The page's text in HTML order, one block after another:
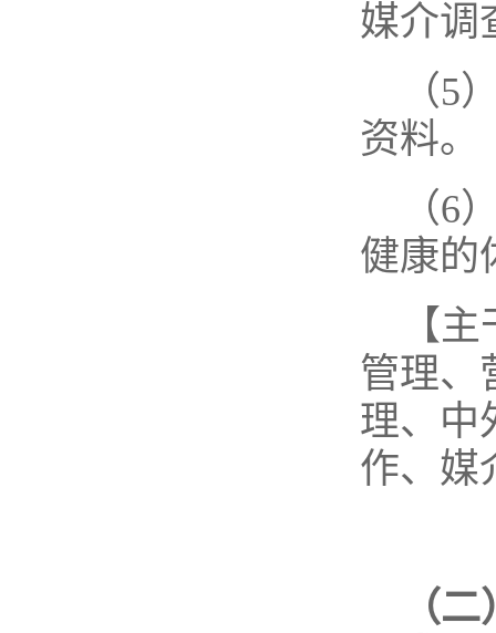
媒介调
（5
资料。
（6
健康的
【
管理、
理、中
作、媒
（